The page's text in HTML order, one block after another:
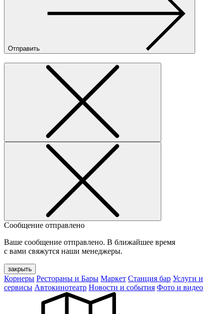
Отправить
Сообщение отправлено
Ваше сообщение отправлено. В ближайшее время
с вами свяжутся наши менеджеры.
закрыть
Корнеры Рестораны и Бары Маркет Станция бар Услуги и
сервисы Автокинотеатр Новости и события Фото и видео